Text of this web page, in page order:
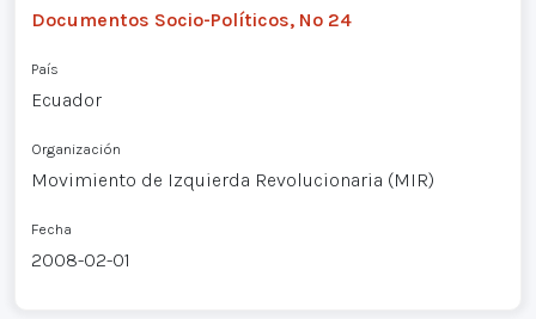
Documentos Socio-Políticos, Nº 24
País
Ecuador
Organización
Movimiento de Izquierda Revolucionaria (MIR)
Fecha
2008-02-01